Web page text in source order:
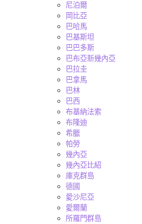
尼泊爾
岡比亞
巴哈馬
巴基斯坦
巴巴多斯
巴布亞新幾內亞
巴拉圭
巴拿馬
巴林
巴西
布基納法索
布隆迪
希臘
帕勞
幾內亞
幾內亞比紹
庫克群島
德國
愛沙尼亞
愛爾蘭
所羅門群島